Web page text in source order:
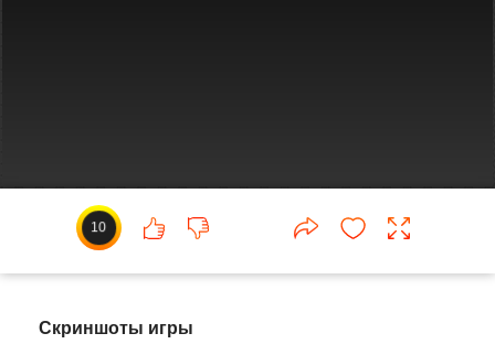
10
Скриншоты игры